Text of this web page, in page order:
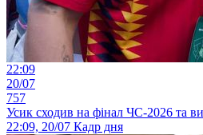
22:09
20/07
757
Усик сходив на фінал ЧС-2026 та
22:09, 20/07 Кадр дня